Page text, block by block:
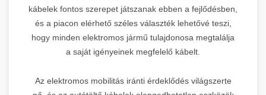
kábelek fontos szerepet játszanak ebben a fejlődésben,
és a piacon elérhető széles választék lehetővé teszi,
hogy minden elektromos jármű tulajdonosa megtalálja
a saját igényeinek megfelelő kábelt.
Az elektromos mobilitás iránti érdeklődés világszerte